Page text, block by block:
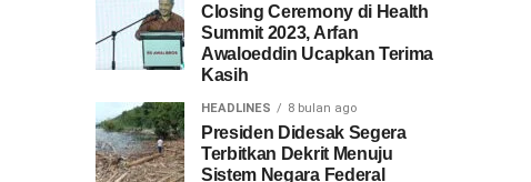
Closing Ceremony di Health
Summit 2023, Arfan
Awaloeddin Ucapkan Terima
Kasih
HEADLINES 8 bulan ago
Presiden Didesak Segera
Terbitkan Dekrit Menuju
Sistem Negara Federal